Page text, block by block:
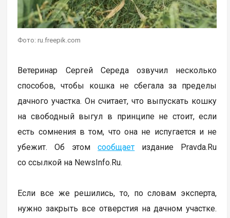
Фото: ru.freepik.com
Ветеринар Сергей Середа озвучил несколько
способов, чтобы кошка не сбегала за пределы
дачного участка. Он считает, что выпускать кошку
на свободный выгул в принципе не стоит, если
есть сомнения в том, что она не испугается и не
убежит. Об этомсообщает издание Pravda.Ru
со ссылкой на NewsInfo.Ru.
Если все же решились, то, по словам эксперта,
нужно закрыть все отверстия на дачном участке.